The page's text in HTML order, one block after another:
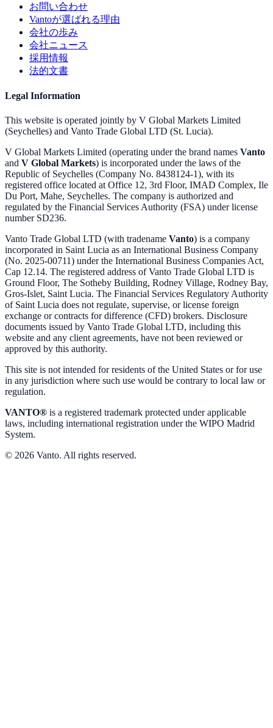
お問い合わせ
Vantoが選ばれる理由
会社の歩み
会社ニュース
採用情報
法的文書
Legal Information
This website is operated jointly by V Global Markets Limited
(Seychelles) and Vanto Trade Global LTD (St. Lucia).
V Global Markets Limited (operating under the brand names Vanto
and V Global Markets) is incorporated under the laws of the
Republic of Seychelles (Company No. 8438124-1), with its
registered office located at Office 12, 3rd Floor, IMAD Complex, Ile
Du Port, Mahe, Seychelles. The company is authorized and
regulated by the Financial Services Authority (FSA) under license
number SD236.
Vanto Trade Global LTD (with tradename Vanto) is a company
incorporated in Saint Lucia as an International Business Company
(No. 2025-00711) under the International Business Companies Act,
Cap 12.14. The registered address of Vanto Trade Global LTD is
Ground Floor, The Sotheby Building, Rodney Village, Rodney Bay,
Gros-Islet, Saint Lucia. The Financial Services Regulatory Authority
of Saint Lucia does not regulate, supervise, or license foreign
exchange or contracts for difference (CFD) brokers. Disclosure
documents issued by Vanto Trade Global LTD, including this
website and any client agreements, have not been reviewed or
approved by this authority.
This site is not intended for residents of the United States or for use
in any jurisdiction where such use would be contrary to local law or
regulation.
VANTO® is a registered trademark protected under applicable
laws, including international registration under the WIPO Madrid
System.
© 2026 Vanto. All rights reserved.